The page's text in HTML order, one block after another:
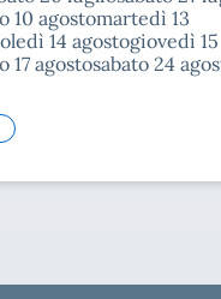
10 agostomartedì 13
14 agostogiovedì 15
17 agostosabato 24